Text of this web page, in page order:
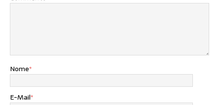
Nome*
E-Mail*